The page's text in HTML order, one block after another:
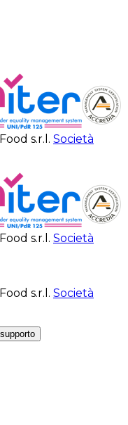
s.r.l. Società
s.r.l. Società
s.r.l. Società